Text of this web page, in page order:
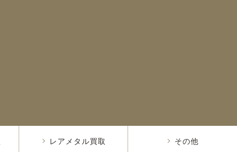
レアメタル買取 その他